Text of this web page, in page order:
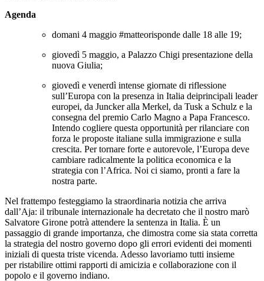
Agenda
domani 4 maggio #matteorisponde dalle 18 alle 19;
giovedì 5 maggio, a Palazzo Chigi presentazione della
nuova Giulia;
giovedì e venerdì intense giornate di riflessione
sull’Europa con la presenza in Italia deiprincipali leader
europei, da Juncker alla Merkel, da Tusk a Schulz e la
consegna del premio Carlo Magno a Papa Francesco.
Intendo cogliere questa opportunità per rilanciare con
forza le proposte italiane sulla immigrazione e sulla
crescita. Per tornare forte e autorevole, l’Europa deve
cambiare radicalmente la politica economica e la
strategia con l’Africa. Noi ci siamo, pronti a fare la
nostra parte.
Nel frattempo festeggiamo la straordinaria notizia che arriva
dall’Aja: il tribunale internazionale ha decretato che il nostro marò
Salvatore Girone potrà attendere la sentenza in Italia. È un
passaggio di grande importanza, che dimostra come sia stata corretta
la strategia del nostro governo dopo gli errori evidenti dei momenti
iniziali di questa triste vicenda. Adesso lavoriamo tutti insieme
per ristabilire ottimi rapporti di amicizia e collaborazione con il
popolo e il governo indiano.